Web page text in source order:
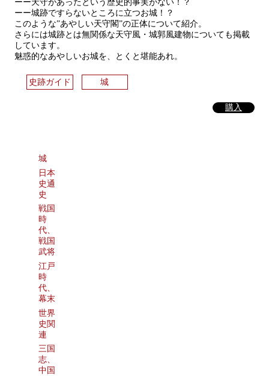
ーー天守があったという歴史的事実がない！？
ーー城跡ですらないところに立つお城！？
このような”あやしい天守閣”の正体について紹介。
さらには城跡とは無関係な天守風・城郭風建物についても掲載
しています。
魅惑的なあやしいお城を、とくと堪能あれ。
史跡ガイド 城
購入
城
日本
史通
史
戦国
時
代、
戦国
武将
江戸
時
代、
幕末
世界
史関
連
三国
志、
中国